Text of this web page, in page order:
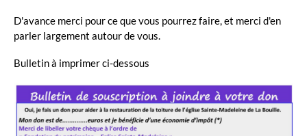
D'avance merci pour ce que vous pourrez faire, et merci d'en
parler largement autour de vous.
Bulletin à imprimer ci-dessous